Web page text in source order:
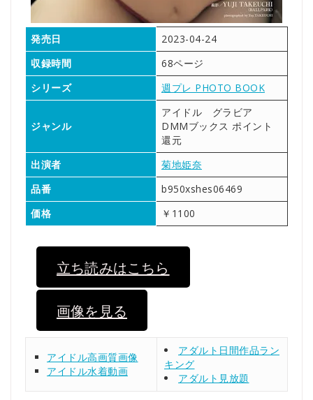
発売日
2023-04-24
収録時間
68ページ
シリーズ
週プレ PHOTO BOOK
ジャンル
アイドル グラビア
DMMブックス ポイント
還元
出演者
菊地姫奈
品番
b950xshes06469
価格
￥1100
立ち読みはこちら
画像を見る
アイドル高画質画像
アイドル水着動画
アダルト日間作品ラン
キング
アダルト見放題